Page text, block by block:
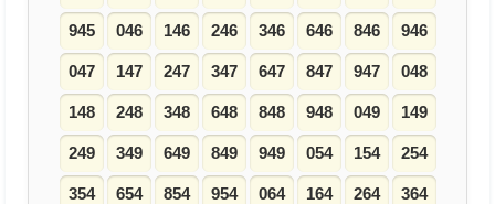
945 046 146 246 346 646 846 946
047 147 247 347 647 847 947 048
148 248 348 648 848 948 049 149
249 349 649 849 949 054 154 254
354 654 854 954 064 164 264 364